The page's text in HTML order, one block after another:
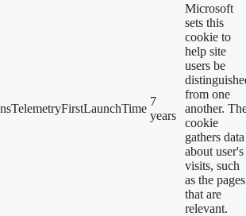
7
years
Microsoft
sets this
cookie to
help site
users be
from one
another.
cookie
gathers data
about user's
visits, such
as the pages
that are
relevant.